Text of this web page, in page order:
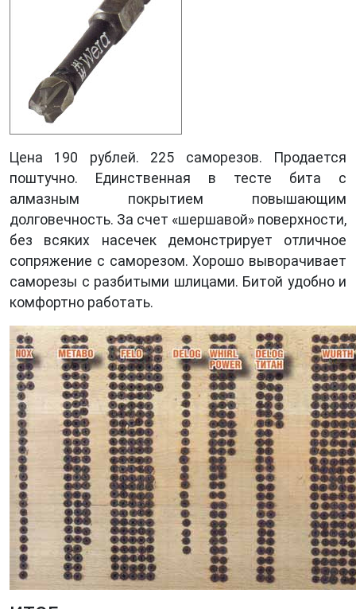
Цена 190 рублей. 225 саморезов. Продается
поштучно. Единственная в тесте бита с
алмазным покрытием повышающим
долговечность. За счет «шершавой» поверхности,
без всяких насечек демонстрирует отличное
сопряжение с саморезом. Хорошо выворачивает
саморезы с разбитыми шлицами. Битой удобно и
комфортно работать.